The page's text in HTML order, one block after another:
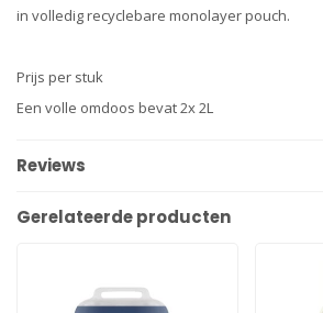
in volledig recyclebare monolayer pouch.
Prijs per stuk
Een volle omdoos bevat 2x 2L
Reviews
Gerelateerde producten